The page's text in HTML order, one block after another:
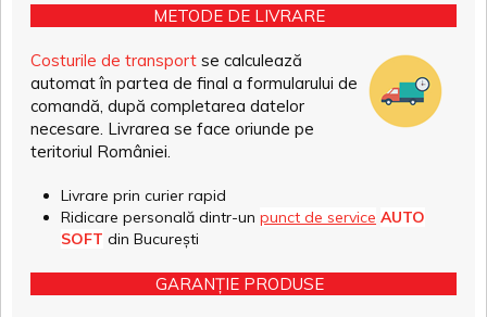
METODE DE LIVRARE
Costurile de transport se calculează
automat în partea de final a formularului de
comandă, după completarea datelor
necesare. Livrarea se face oriunde pe
teritoriul României.
Livrare prin curier rapid
Ridicare personală dintr-un punct de service AUTO
SOFT din București
GARANȚIE PRODUSE